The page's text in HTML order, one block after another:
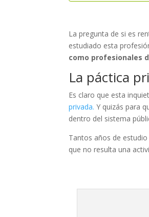
La pregunta de si es
estudiado esta
como profesionales
La páctica
Es claro que esta
privada. Y quizás para
dentro del sistema
Tantos años de
que no resulta una